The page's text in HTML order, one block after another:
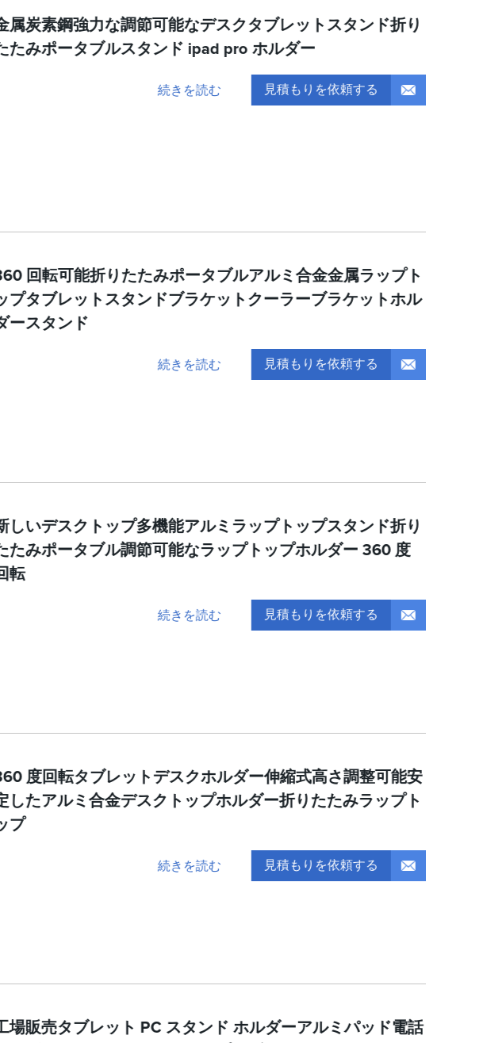
属炭素鋼強力な調節可能なデスクタブレットスタンド折り
たみポータブルスタンド ipad pro ホルダー
続きを読む 見積もりを依頼する
回転可能折りたたみポータブルアルミ合金金属ラップト
プタブレットスタンドブラケットクーラーブラケットホル
ースタンド
続きを読む 見積もりを依頼する
しいデスクトップ多機能アルミラップトップスタンド折り
たみポータブル調節可能なラップトップホルダー 360 度
転
続きを読む 見積もりを依頼する
度回転タブレットデスクホルダー伸縮式高さ調整可能安
したアルミ合金デスクトップホルダー折りたたみラップト
プ
続きを読む 見積もりを依頼する
場販売タブレット PC スタンド ホルダーアルミパッド電話